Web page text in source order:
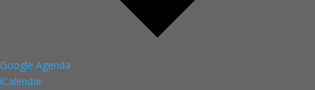
Google Agenda
iCalendar